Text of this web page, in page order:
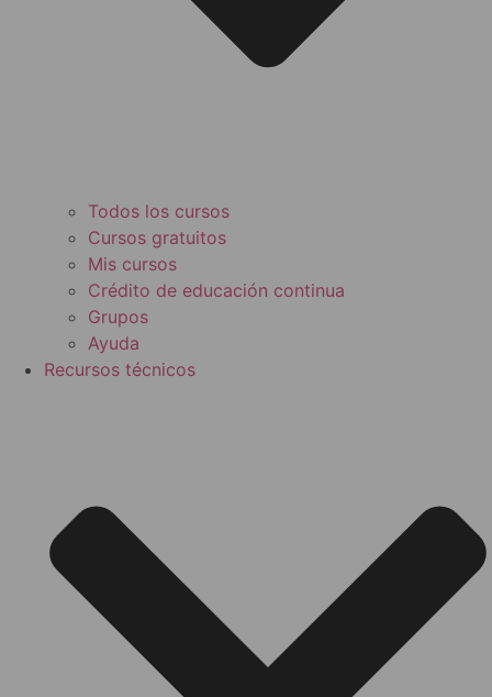
Todos los cursos
Cursos gratuitos
Mis cursos
Crédito de educación continua
Grupos
Ayuda
Recursos técnicos